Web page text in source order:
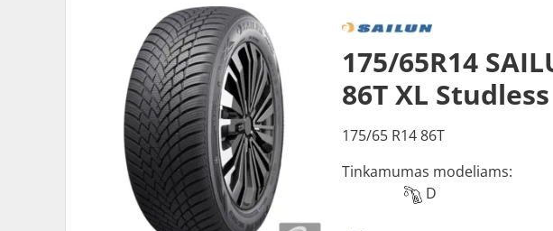
175/65R14
86T XL
175/65 R14 86T
Tinkamumas modeliams:
D